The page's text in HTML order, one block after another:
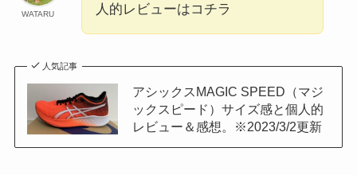
WATARU
人的レビューはコチラ
人気記事
アシックスMAGIC SPEED（マジ
ックスピード）サイズ感と個人的
レビュー＆感想。※2023/3/2更新